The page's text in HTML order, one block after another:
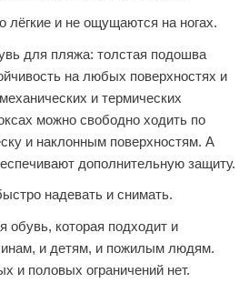
лёгкие и не ощущаются на ногах.
для пляжа: толстая подошва
на любых поверхностях и
и термических
можно свободно ходить по
и наклонным поверхностям. А
дополнительную защиту.
надевать и снимать.
обувь, которая подходит и
и детям, и пожилым людям.
и половых ограничений нет.